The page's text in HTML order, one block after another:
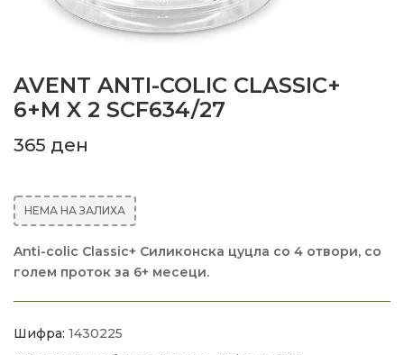
AVENT ANTI-COLIC CLASSIC+
6+M X 2 SCF634/27
365 ден
НЕМА НА ЗАЛИХА
Anti-colic Classic+ Силиконска цуцла со 4 отвори, со
голем проток за 6+ месеци.
Шифра: 1430225